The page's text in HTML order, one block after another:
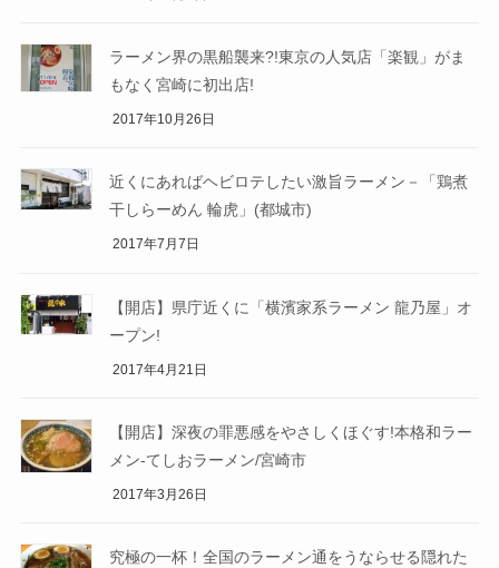
ラーメン界の黒船襲来?!東京の人気店「楽観」がま
もなく宮崎に初出店!
2017年10月26日
近くにあればヘビロテしたい激旨ラーメン－「鶏煮
干しらーめん 輪虎」(都城市)
2017年7月7日
【開店】県庁近くに「横濱家系ラーメン 龍乃屋」オ
ープン!
2017年4月21日
【開店】深夜の罪悪感をやさしくほぐす!本格和ラー
メン-てしおラーメン/宮崎市
2017年3月26日
究極の一杯！全国のラーメン通をうならせる隠れた